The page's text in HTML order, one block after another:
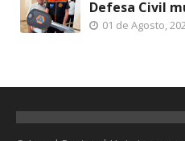
Defesa Civil
01 de Agosto,